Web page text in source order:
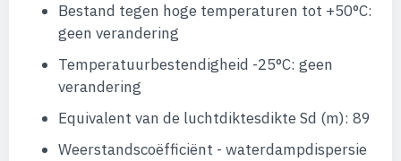
Bestand tegen hoge temperaturen tot +50°C:
geen verandering
Temperatuurbestendigheid -25°C: geen
verandering
Equivalent van de luchtdiktesdikte Sd (m): 89
Weerstandscoëfficiënt - waterdampdispersie